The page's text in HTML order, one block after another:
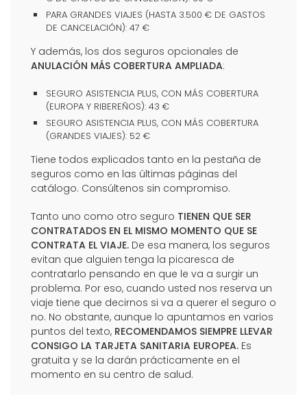
PARA GRANDES VIAJES (HASTA 3.500 € DE GASTOS
DE CANCELACIÓN): 47 €
Y además, los dos seguros opcionales de
ANULACIÓN MÁS COBERTURA AMPLIADA:
SEGURO ASISTENCIA PLUS, CON MÁS COBERTURA
(EUROPA Y RIBEREÑOS): 43 €
SEGURO ASISTENCIA PLUS, CON MÁS COBERTURA
(GRANDES VIAJES): 52 €
Tiene todos explicados tanto en la pestaña de
seguros como en las últimas páginas del
catálogo. Consúltenos sin compromiso.
Tanto uno como otro seguro TIENEN QUE SER
CONTRATADOS EN EL MISMO MOMENTO QUE SE
CONTRATA EL VIAJE. De esa manera, los seguros
evitan que alguien tenga la picaresca de
contratarlo pensando en que le va a surgir un
problema. Por eso, cuando usted nos reserva un
viaje tiene que decirnos si va a querer el seguro o
no. No obstante, aunque lo apuntamos en varios
puntos del texto, RECOMENDAMOS SIEMPRE LLEVAR
CONSIGO LA TARJETA SANITARIA EUROPEA. Es
gratuita y se la darán prácticamente en el
momento en su centro de salud.